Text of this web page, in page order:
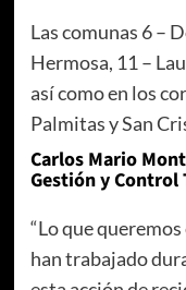
Las comunas 6 –
Hermosa, 11 –
así como en los
Palmitas y San
Carlos Mario
Gestión y
“Lo que
han trabajado